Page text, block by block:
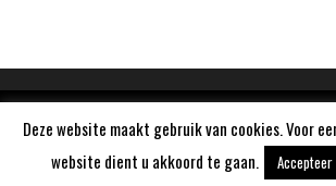
Aangedreven doorWordPress
Deze website maakt gebruik van cookies. Voor
website dient u akkoord te gaan.
Accepteer